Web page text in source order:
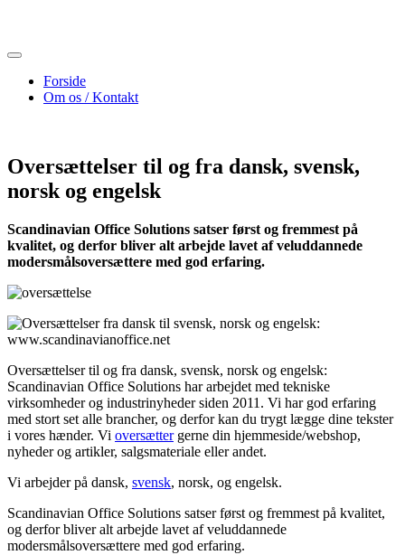
Forside
Om os / Kontakt
Oversættelser til og fra dansk, svensk,
norsk og engelsk
Scandinavian Office Solutions satser først og fremmest på
kvalitet, og derfor bliver alt arbejde lavet af veluddannede
modersmålsoversættere med god erfaring.
Oversættelser til og fra dansk, svensk, norsk og engelsk:
Scandinavian Office Solutions har arbejdet med tekniske
virksomheder og industrinyheder siden 2011. Vi har god erfaring
med stort set alle brancher, og derfor kan du trygt lægge dine tekster
i vores hænder. Vi oversættergerne din hjemmeside/webshop,
nyheder og artikler, salgsmateriale eller andet.
Vi arbejder på dansk, svensk, norsk, og engelsk.
Scandinavian Office Solutions satser først og fremmest på kvalitet,
og derfor bliver alt arbejde lavet af veluddannede
modersmålsoversættere med god erfaring.